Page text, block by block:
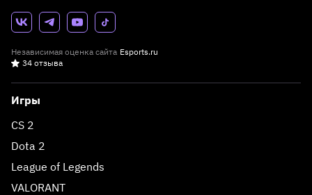
Независимая оценка сайта Esports.ru
34 отзыва
Игры
CS 2
Dota 2
League of Legends
VALORANT